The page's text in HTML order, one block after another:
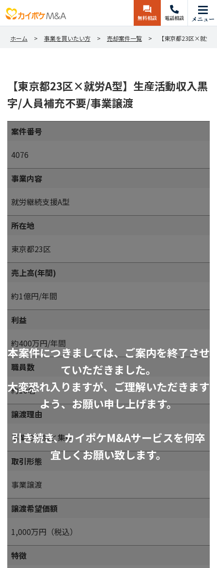
無料相談 電話相談 メニュー
ホーム 事業を買いたい方 売却案件一覧 【東京都23区×就労
【東京都23区×就労A型】生産活動収入黒
字/人員補充不要/事業譲渡
本案件につきましては、ご案内を終了させ
ていただきました。
大変恐れ入りますが、ご理解いただきます
よう、お願い申し上げます。
引き続き、カイポケM&Aサービスを何卒
宜しくお願い致します。
案件番号
4076
事業内容
就労継続支援A型
所在地
東京都23区
売上高(年間)
約1億円/年間
利益
約400万円/年間
職員数
約10名
譲渡理由
事業の選択と集中
取引形態
事業譲渡
譲渡希望価額
1,000万円（税込）
特徴